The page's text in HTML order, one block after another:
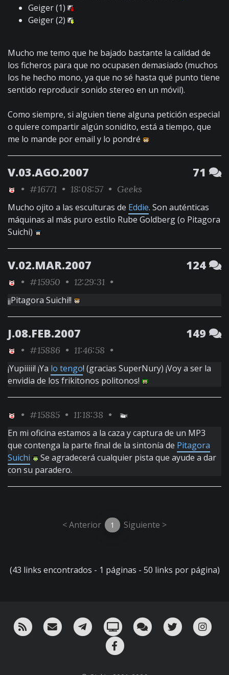
Geiger (1)
Geiger (2)
Mucho me temo que he bajado bastante la calidad de
los ficheros para que no ocupasen demasiado (muchos
los he hecho mono, ya que no sé hasta qué punto tiene
sentido reproducir sonido stereo en un móvil).
Como siempre, si alguien tiene alguna petición especial
o quiere compartir algún sonidito, está a tiempo, que
me lo mande por email y lo pondré
V.03.AGO.2007 71
• #16771 • 18:08:57 • Geeks
Mucho ojito a las esculturas de Eddie. Son auténticas
máquinas al más puro estilo Rube Goldberg (o Pitagora
Suichi)
V.02.MAR.2007 124
• #15950 • 12:29:31 •
¡¡Pitagora Suichi!!
J.08.FEB.2007 149
• #15886 • 11:46:58 •
¡Yupiiiii! ¡Ya lo tengo! (gracias SuperNury) ¡Voy a ser la
envidia de los frikitonos politonos!
• #15885 • 11:18:38 •
En mi oficina estamos a la caza y captura de un MP3
que contenga la parte final de la sintonía de Pitagora
Suichi
Se agradecerá cualquier pista que ayude a dar
con su paradero.
< Anterior 1 Siguiente >
(43 links encontrados - 1 páginas - 50 links por página)
RSS ¡Mándame un email!¡Nuestro canal en Telegram!
Oink! TV Charla con nosotros
Twitter